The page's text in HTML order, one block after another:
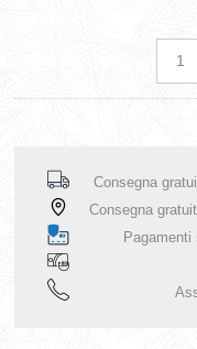
Consegna
Consegna